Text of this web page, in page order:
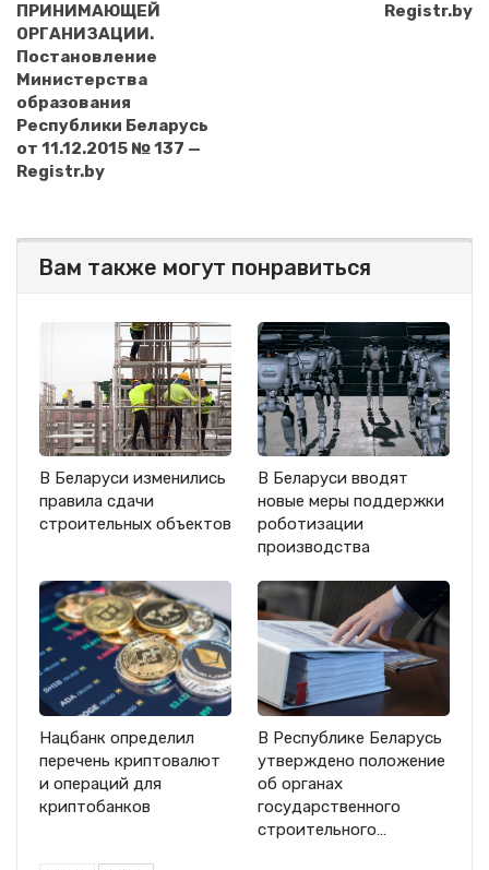
ПРИНИМАЮЩЕЙ
ОРГАНИЗАЦИИ.
Постановление
Министерства
образования
Республики Беларусь
от 11.12.2015 № 137 —
Registr.by
Registr.by
Вам также могут понравиться
В Беларуси изменились
правила сдачи
строительных объектов
В Беларуси вводят
новые меры поддержки
роботизации
производства
Нацбанк определил
перечень криптовалют
и операций для
криптобанков
В Республике Беларусь
утверждено положение
об органах
государственного
строительного…